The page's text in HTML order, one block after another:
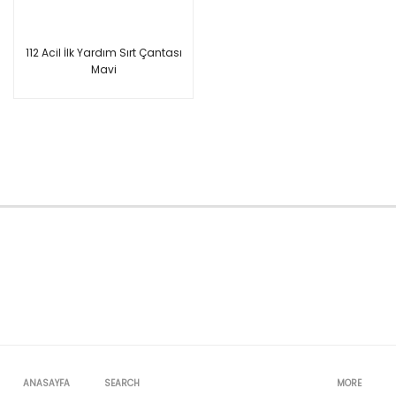
112 Acil İlk Yardım Sırt Çantası
Mavi
ANASAYFA SEARCH MORE